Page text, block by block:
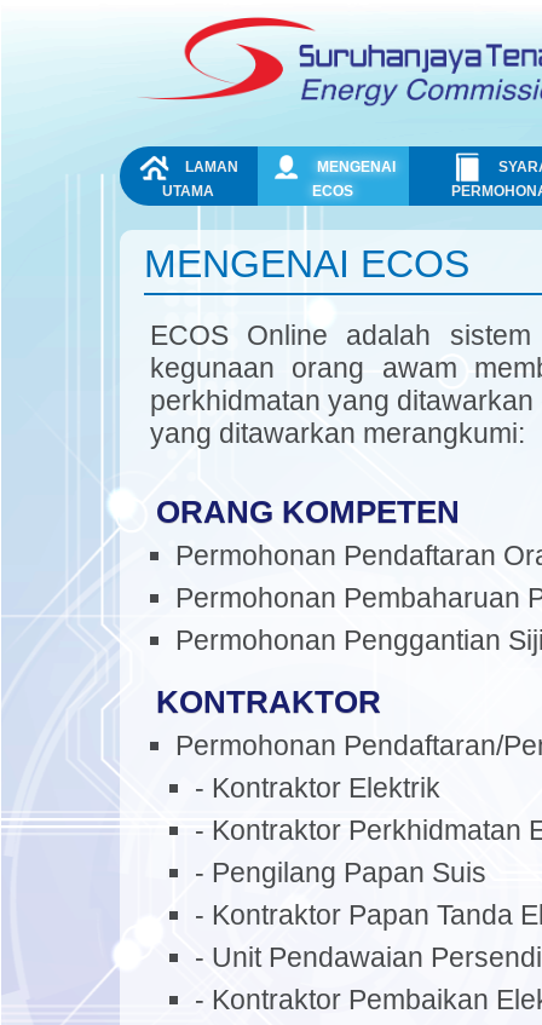
NAVIGATION
LAMAN
UTAMA
MENGENAI
ECOS
MENGENAI ECOS
ECOS Online adalah
kegunaan orang awam
perkhidmatan yang
yang ditawarkan merangkumi:
ORANG KOMPETEN
Permohonan Pendaftaran
Permohonan Pembaharuan
Permohonan Penggantian
KONTRAKTOR
Permohonan Pendaftaran/
- Kontraktor Elektrik
- Kontraktor Perkhidmatan
- Pengilang Papan Suis
- Kontraktor Papan Tanda
- Unit Pendawaian
- Kontraktor Pembaikan